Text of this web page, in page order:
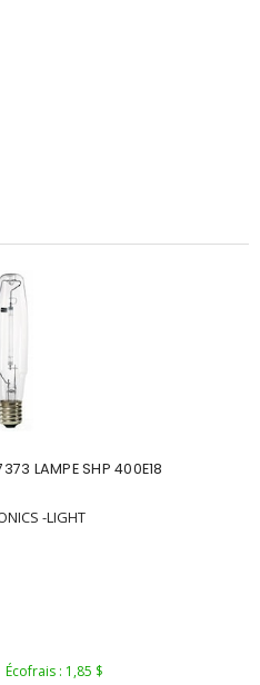
LAMPE SHP 400E18
-LIGHT
Écofrais : 1,85 $